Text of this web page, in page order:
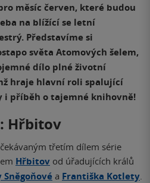
měsíc červen, které budou
na blížící se letní
Představíme si
světa Atomových šelem,
dílo plné životní
hraje hlavní roli spalující
i příběh o tajemné knihovně!
Hřbitov
třetím dílem série
Hřbitov od úřadujících králů
a Františka Kotlety